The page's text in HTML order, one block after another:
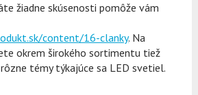
žiadne skúsenosti pomôže vám
content/16-clanky. Na
okrem širokého sortimentu tiež
témy týkajúce sa LED svetiel.